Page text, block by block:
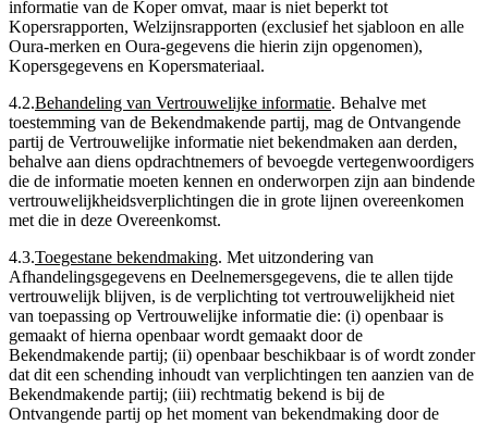
informatie van de Koper omvat, maar is niet beperkt tot
Kopersrapporten, Welzijnsrapporten (exclusief het sjabloon en alle
Oura-merken en Oura-gegevens die hierin zijn opgenomen),
Kopersgegevens en Kopersmateriaal.
4.2.Behandeling van Vertrouwelijke informatie. Behalve met
toestemming van de Bekendmakende partij, mag de Ontvangende
partij de Vertrouwelijke informatie niet bekendmaken aan derden,
behalve aan diens opdrachtnemers of bevoegde vertegenwoordigers
die de informatie moeten kennen en onderworpen zijn aan bindende
vertrouwelijkheidsverplichtingen die in grote lijnen overeenkomen
met die in deze Overeenkomst.
4.3.Toegestane bekendmaking. Met uitzondering van
Afhandelingsgegevens en Deelnemersgegevens, die te allen tijde
vertrouwelijk blijven, is de verplichting tot vertrouwelijkheid niet
van toepassing op Vertrouwelijke informatie die: (i) openbaar is
gemaakt of hierna openbaar wordt gemaakt door de
Bekendmakende partij; (ii) openbaar beschikbaar is of wordt zonder
dat dit een schending inhoudt van verplichtingen ten aanzien van de
Bekendmakende partij; (iii) rechtmatig bekend is bij de
Ontvangende partij op het moment van bekendmaking door de